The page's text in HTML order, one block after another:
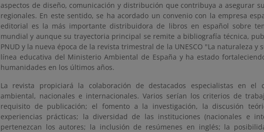
aspectos de diseño, comunicación y distribución que contribuya a asegurar
regionales. En este sentido, se ha acordado un convenio con la empresa
editorial es la más importante distribuidora de libros en español sobre
mundial y aunque su trayectoria principal se remite a bibliografía técnica,
PNUD y la nueva época de la revista trimestral de la UNESCO "La naturaleza y
línea educativa del Ministerio Ambiental de España y ha estado
humanidades en los últimos años.
La revista propiciará la colaboración de destacados especialistas en el
ambiental, nacionales e internacionales. Varios serían los criterios de
requisito de publicación; el fomento a la investigación, la discusión
experiencias prácticas; la diversidad de las instituciones (nacionales e
pertenezcan los autores; la inclusión de resúmenes en inglés; la